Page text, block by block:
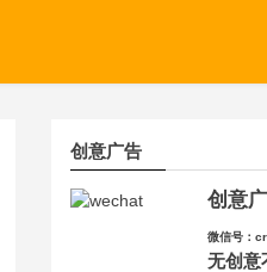
创意广告
创意
微信号：
无创意